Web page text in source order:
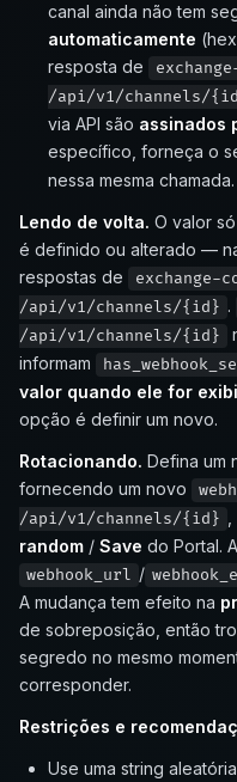
canal ainda não tem
automaticamente
resposta de
/api/v1/channels/
via API são assinados
específico, forneça o
nessa mesma chamada.
Lendo de volta. O valor
é definido ou alterado —
respostas de
exchange-
/api/v1/channels/{id} .
/api/v1/channels/{id}
informam
valor quando ele for
opção é definir um novo.
Rotacionando. Defina um
fornecendo um novo
/api/v1/channels/{id}
random / Save do Portal.
webhook_url /
A mudança tem efeito na
de sobreposição, então
segredo no mesmo
corresponder.
Restrições e
Use uma string